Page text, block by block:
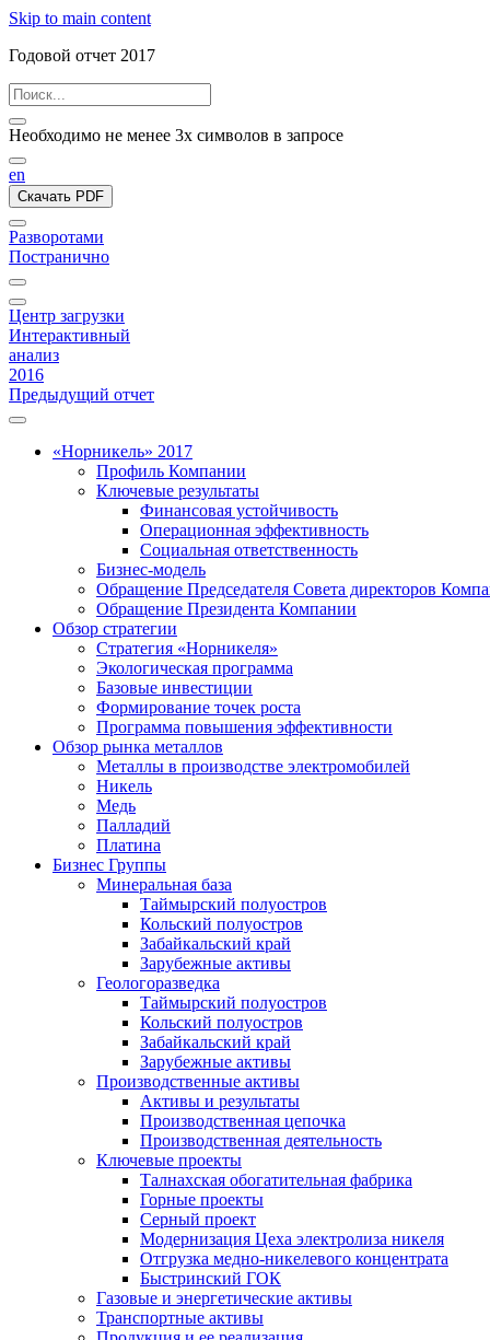
Skip to main content
Годовой отчет 2017
Необходимо не менее 3х символов в запросе
en
Скачать PDF
Разворотами
Постранично
Центр загрузки
Интерактивный
анализ
2016
Предыдущий отчет
«Норникель» 2017
Профиль Компании
Ключевые результаты
Финансовая устойчивость
Операционная эффективность
Социальная ответственность
Бизнес-модель
Обращение Председателя Совета директоров
Обращение Президента Компании
Обзор стратегии
Стратегия «Норникеля»
Экологическая программа
Базовые инвестиции
Формирование точек роста
Программа повышения эффективности
Обзор рынка металлов
Металлы в производстве электромобилей
Никель
Медь
Палладий
Платина
Бизнес Группы
Минеральная база
Таймырский полуостров
Кольский полуостров
Забайкальский край
Зарубежные активы
Геологоразведка
Таймырский полуостров
Кольский полуостров
Забайкальский край
Зарубежные активы
Производственные активы
Активы и результаты
Производственная цепочка
Производственная деятельность
Ключевые проекты
Талнахская обогатительная фабрика
Горные проекты
Серный проект
Модернизация Цеха электролиза никеля
Отгрузка медно-никелевого концентрата
Быстринский ГОК
Газовые и энергетические активы
Транспортные активы